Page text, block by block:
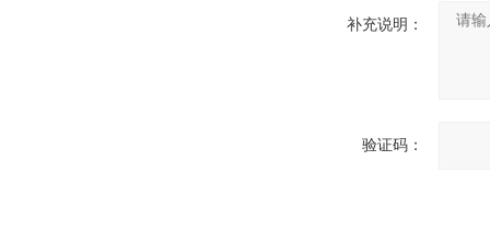
补充说明：
验证码：